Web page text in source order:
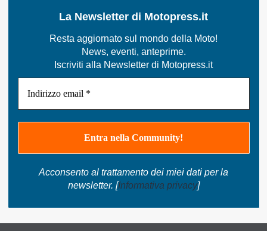
La Newsletter di Motopress.it
Resta aggiornato sul mondo della Moto!
News, eventi, anteprime.
Iscriviti alla Newsletter di Motopress.it
Acconsento al trattamento dei miei dati per la
newsletter. [Informativa privacy]